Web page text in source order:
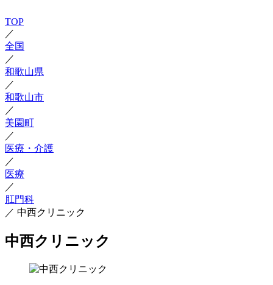
TOP
／
全国
／
和歌山県
／
和歌山市
／
美園町
／
医療・介護
／
医療
／
肛門科
／ 中西クリニック
中西クリニック